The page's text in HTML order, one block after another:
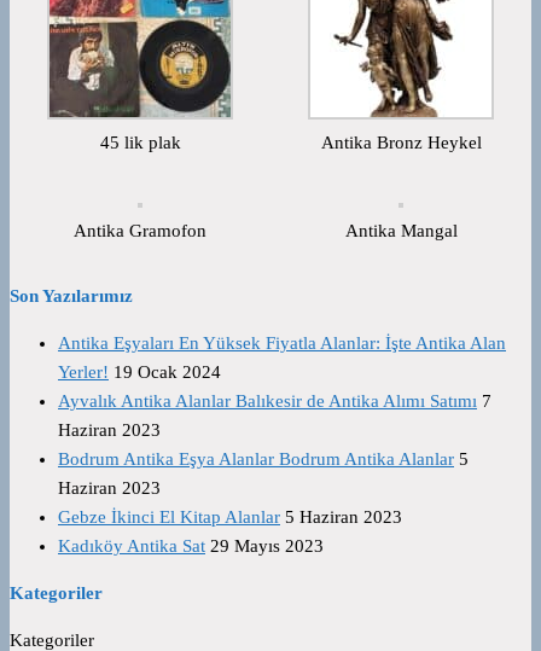
45 lik plak Antika Bronz Heykel
Antika Gramofon Antika Mangal
Son Yazılarımız
Antika Eşyaları En Yüksek Fiyatla Alanlar: İşte Antika Alan
Yerler! 19 Ocak 2024
Ayvalık Antika Alanlar Balıkesir de Antika Alımı Satımı 7
Haziran 2023
Bodrum Antika Eşya Alanlar Bodrum Antika Alanlar 5
Haziran 2023
Gebze İkinci El Kitap Alanlar 5 Haziran 2023
Kadıköy Antika Sat 29 Mayıs 2023
Kategoriler
Kategoriler